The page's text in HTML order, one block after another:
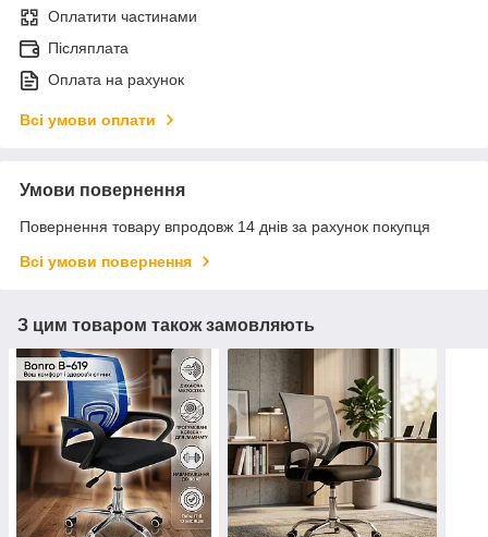
Оплатити частинами
Післяплата
Оплата на рахунок
Всі умови оплати
Умови повернення
Повернення товару впродовж 14 днів за рахунок покупця
Всі умови повернення
З цим товаром також замовляють